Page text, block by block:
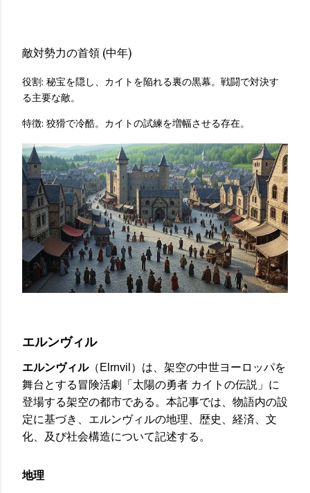
敵対勢力の首領 (中年)
役割: 秘宝を隠し、カイトを陥れる裏の黒幕。戦闘で対決す
る主要な敵。
特徴: 狡猾で冷酷。カイトの試練を増幅させる存在。
エルンヴィル
エルンヴィル（Elrnvil）は、架空の中世ヨーロッパを
舞台とする冒険活劇「太陽の勇者 カイトの伝説」に
登場する架空の都市である。本記事では、物語内の設
定に基づき、エルンヴィルの地理、歴史、経済、文
化、及び社会構造について記述する。
地理